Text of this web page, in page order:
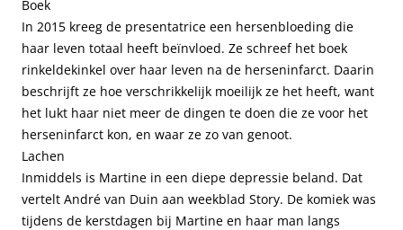
Boek
In 2015 kreeg de presentatrice een hersenbloeding die
haar leven totaal heeft beïnvloed. Ze schreef het boek
rinkeldekinkel over haar leven na de herseninfarct. Daarin
beschrijft ze hoe verschrikkelijk moeilijk ze het heeft, want
het lukt haar niet meer de dingen te doen die ze voor het
herseninfarct kon, en waar ze zo van genoot.
Lachen
Inmiddels is Martine in een diepe depressie beland. Dat
vertelt André van Duin aan weekblad Story. De komiek was
tijdens de kerstdagen bij Martine en haar man langs